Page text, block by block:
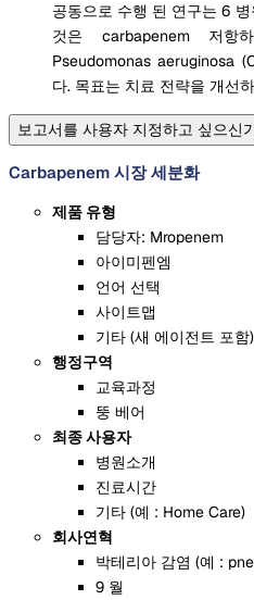
공동으로 수행 된 연구는 6
것은 carbapenem 저항
Pseudomonas aeruginosa
다. 목표는 치료 전략을 개선
보고서를 사용자 지정하고 싶으신
Carbapenem 시장 세분화
제품 유형
담당자: Mropenem
아이미펜엠
언어 선택
사이트맵
기타 (새 에이전트 포함)
행정구역
교육과정
뚱 베어
최종 사용자
병원소개
진료시간
기타 (예 : Home Care)
회사연혁
박테리아 감염 (예 :
9 월